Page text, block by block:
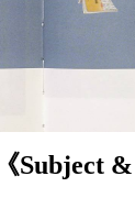
Subject